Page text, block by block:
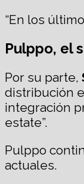
“En los
Pulppo, el
Por su parte,
distribución
integración
estate”.
Pulppo
actuales.